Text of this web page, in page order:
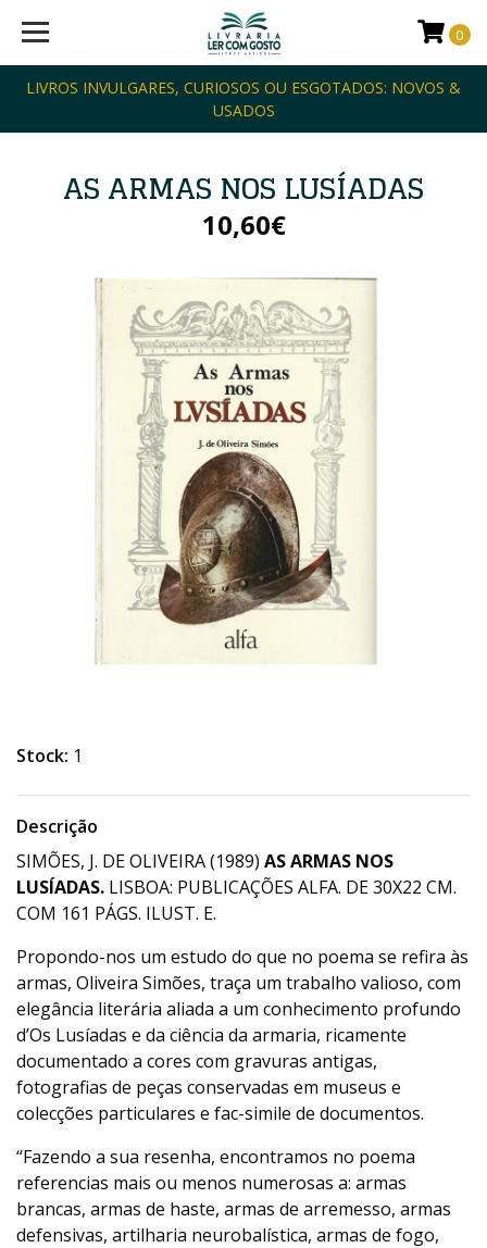
LIVROS INVULGARES, CURIOSOS OU ESGOTADOS: NOVOS &
USADOS
0
AS ARMAS NOS LUSÍADAS
10,60€
Stock: 1
Descrição
SIMÕES, J. DE OLIVEIRA (1989) AS ARMAS NOS
LUSÍADAS. LISBOA: PUBLICAÇÕES ALFA. DE 30X22 CM.
COM 161 PÁGS. ILUST. E.
Propondo-nos um estudo do que no poema se refira às
armas, Oliveira Simões, traça um trabalho valioso, com
elegância literária aliada a um conhecimento profundo
d’Os Lusíadas e da ciência da armaria, ricamente
documentado a cores com gravuras antigas,
fotografias de peças conservadas em museus e
colecções particulares e fac-simile de documentos.
“Fazendo a sua resenha, encontramos no poema
referencias mais ou menos numerosas a: armas
brancas, armas de haste, armas de arremesso, armas
defensivas, artilharia neurobalística, armas de fogo,